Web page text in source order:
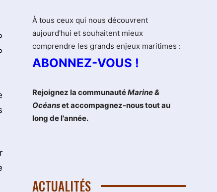
À tous ceux qui nous découvrent
aujourd'hui et souhaitent mieux
comprendre les grands enjeux maritimes :
ABONNEZ-VOUS !
Rejoignez la communautéMarine &
Océanset accompagnez-nous tout au
long de l'année.
ACTUALITÉS